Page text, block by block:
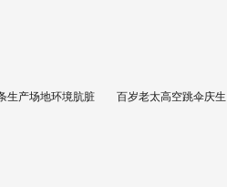
生产场地环境肮脏 百岁老太高空跳伞庆生